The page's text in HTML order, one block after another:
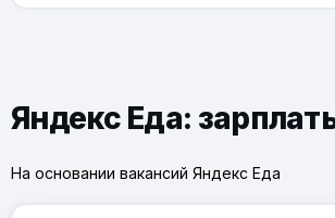
Яндекс Еда:
На основании вакансий Яндекс Еда